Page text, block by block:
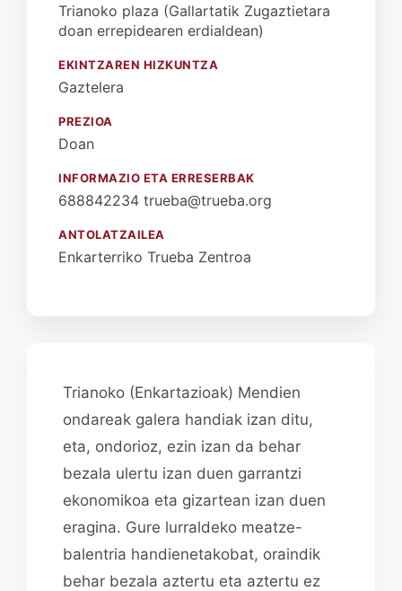
Trianoko (Enkartazioak) Mendien
ondareak galera handiak izan ditu,
eta, ondorioz, ezin izan da behar
bezala ulertu izan duen garrantzi
ekonomikoa eta gizartean izan duen
eragina. Gure lurraldeko meatze-
balentria handienetakobat, oraindik
behar bezala aztertu eta aztertu ez
Trianoko plaza (Gallartatik Zugaztietara
doan errepidearen erdialdean)
EKINTZAREN HIZKUNTZA
Gaztelera
PREZIOA
Doan
INFORMAZIO ETA ERRESERBAK
688842234 trueba@trueba.org
ANTOLATZAILEA
Enkarterriko Trueba Zentroa